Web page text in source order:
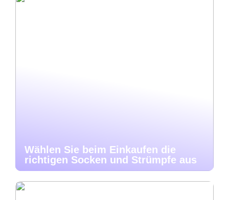
Wählen Sie beim Einkaufen die
richtigen Socken und Strümpfe aus